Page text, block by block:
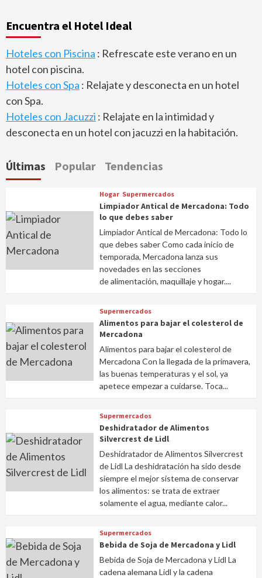
Encuentra el Hotel Ideal
Hoteles con Piscina : Refrescate este verano en un
hotel con piscina.
Hoteles con Spa : Relajate y desconecta en un hotel
con Spa.
Hoteles con Jacuzzi : Relajate en la intimidad y
desconecta en un hotel con jacuzzi en la habitación.
Últimas Popular Tendencias
Hogar Supermercados
Limpiador Antical de Mercadona: Todo
lo que debes saber
Limpiador Antical de Mercadona: Todo lo
que debes saber Como cada inicio de
temporada, Mercadona lanza sus
novedades en las secciones
de alimentación, maquillaje y hogar....
Supermercados
Alimentos para bajar el colesterol de
Mercadona
Alimentos para bajar el colesterol de
Mercadona Con la llegada de la primavera,
las buenas temperaturas y el sol, ya
apetece empezar a cuidarse. Toca...
Supermercados
Deshidratador de Alimentos
Silvercrest de Lidl
Deshidratador de Alimentos Silvercrest
de Lidl La deshidratación ha sido desde
siempre el mejor sistema de conservar
los alimentos: se trata de extraer
solamente el agua, mediante calor...
Supermercados
Bebida de Soja de Mercadona y Lidl
Bebida de Soja de Mercadona y Lidl La
cadena alemana Lidl y la cadena